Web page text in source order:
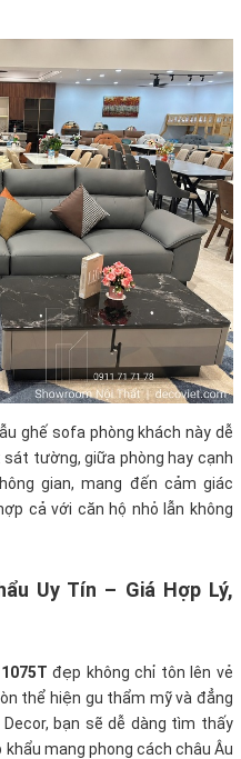
ghế sofa phòng khách này dễ
tường, giữa phòng hay cạnh
gian, mang đến cảm giác
cả với căn hộ nhỏ lẫn không
Uy Tín – Giá Hợp Lý,
đẹp không chỉ tôn lên vẻ
thể hiện gu thẩm mỹ và đẳng
bạn sẽ dễ dàng tìm thấy
mang phong cách châu Âu